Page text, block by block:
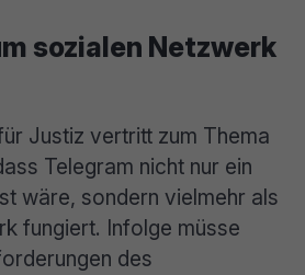
sozialen Netzwerk
Justiz vertritt zum Thema
Telegram nicht nur ein
wäre, sondern vielmehr als
fungiert. Infolge müsse
des